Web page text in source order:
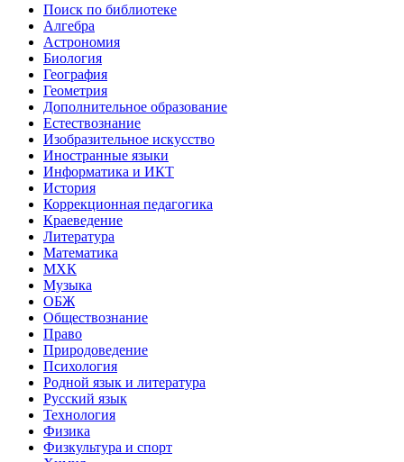
Поиск по библиотеке
Алгебра
Астрономия
Биология
География
Геометрия
Дополнительное образование
Естествознание
Изобразительное искусство
Иностранные языки
Информатика и ИКТ
История
Коррекционная педагогика
Краеведение
Литература
Математика
МХК
Музыка
ОБЖ
Обществознание
Право
Природоведение
Психология
Родной язык и литература
Русский язык
Технология
Физика
Физкультура и спорт